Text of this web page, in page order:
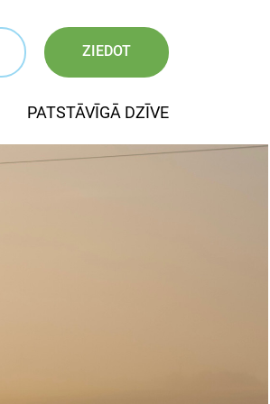
PATSTĀVĪGĀ DZĪVE
ZIEDOT